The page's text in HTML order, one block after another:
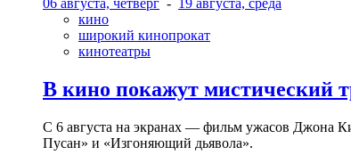
06 августа, четверг - 19 августа, среда
кино
широкий кинопрокат
кинотеатры
В кино покажут мистический
С 6 августа на экранах — фильм ужасов Джона
Пусан» и «Изгоняющий дьявола».